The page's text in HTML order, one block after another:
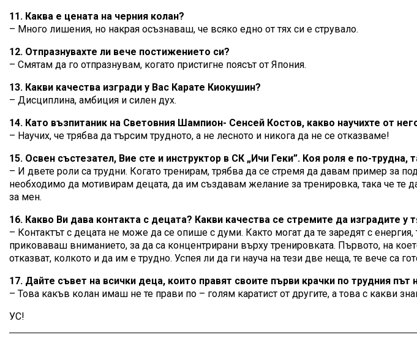
11. Каква е цената на черния колан?
– Много лишения, но накрая осъзнаваш, че всяко едно от тях си е струвало.
12. Отпразнувахте ли вече постижението си?
– Смятам да го отпразнувам, когато пристигне поясът от Япония.
13. Какви качества изгради у Вас Карате Киокушин?
– Дисциплина, амбиция и силен дух.
14. Като възпитаник на Световния Шампион- Сенсей Костов, какво научихте от
– Научих, че трябва да търсим трудното, а не лесното и никога да не се отказваме!
15. Освен състезател, Вие сте и инструктор в СК „Ичи Геки”. Коя роля е по-трудна,
– И двете роли са трудни. Когато тренирам, трябва да се стремя да давам пример за
необходимо да мотивирам децата, да им създавам желание за тренировка, така че те
за мен.
16. Какво Ви дава контакта с децата? Какви качества се стремите да изградите у
– Контактът с децата не може да се опише с думи. Както могат да те заредят с
приковаваш вниманието, за да са концентрирани върху тренировката. Първото, на
отказват, колкото и да им е трудно. Успея ли да ги науча на тези две неща, те вече са
17. Дайте съвет на всички деца, които правят своите първи крачки по трудния
– Това какъв колан имаш не те прави по – голям каратист от другите, а това с какви
УС!